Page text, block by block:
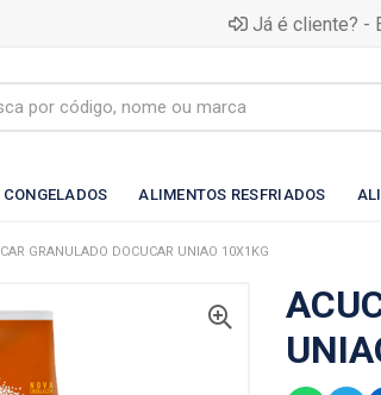
Já é cliente? -
ALIMENTOS RESFRIADOS
GRANULADO DOCUCAR UNIAO 10X1KG